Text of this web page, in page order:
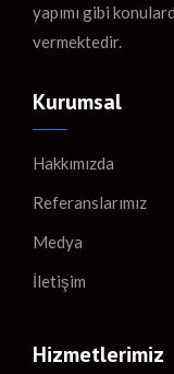
yapımı gibi
vermektedir.
Kurumsal
Hakkımızda
Referanslarımız
Medya
İletişim
Hizmetlerimiz